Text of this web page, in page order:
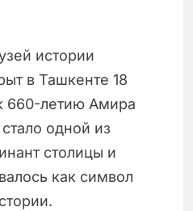
истории
в Ташкенте 18
660-летию Амира
одной из
столицы и
как символ